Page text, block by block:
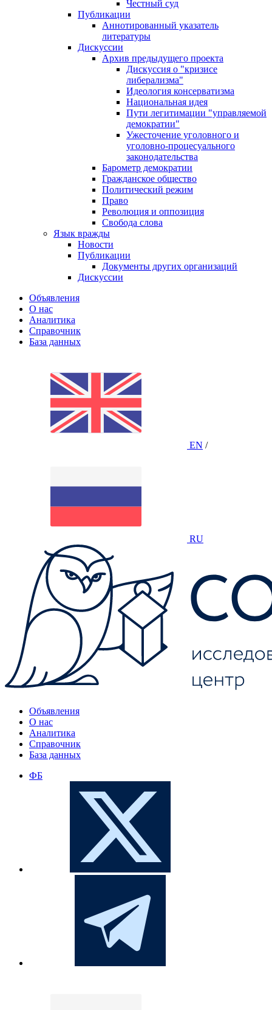
Честный суд
Публикации
Аннотированный указатель
литературы
Дискуссии
Архив предыдущего проекта
Дискуссия о "кризисе
либерализма"
Идеология консерватизма
Национальная идея
Пути легитимации "управляемой
демократии"
Ужесточение уголовного и
уголовно-процесуального
законодательства
Барометр демократии
Гражданское общество
Политический режим
Право
Революция и оппозиция
Свобода слова
Язык вражды
Новости
Публикации
Документы других организаций
Дискуссии
Объявления
О нас
Аналитика
Справочник
База данных
EN /
RU
Объявления
О нас
Аналитика
Справочник
База данных
ФБ